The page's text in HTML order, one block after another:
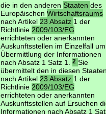
die in den anderenStaatendes
EuropäischenWirtschaftsraums
nach Artikel 23 Absatz 1 der
Richtlinie 2009/103/EG
errichteten oder anerkannten
Auskunftsstellen im Einzelfall um
Übermittlung der Informationen
nach Absatz 1 Satz 1.2 Sie
übermittelt den in diesen
nach Artikel 23 Absatz 1 der
Richtlinie 2009/103/EG
errichteten oder anerkannten
Auskunftsstellen auf Ersuchen
Informationen nach Absatz 1